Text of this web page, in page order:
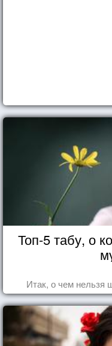
Топ-5 табу, о
Итак, о чем нельзя